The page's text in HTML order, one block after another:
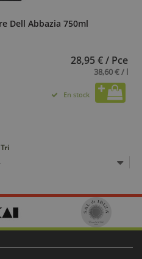
Dell Abbazia 750ml
28,95 € / Pce
38,60 € / l
En stock
Tri